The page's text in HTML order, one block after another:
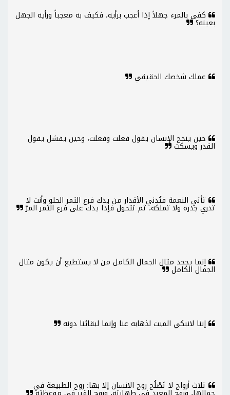
كفى بالمرء جهلاً إذا أعجب برأيه، فكيف به معجباً ورأيه الجهل
بعينه؟
عملك شخصك الحقيقي
حين ينجح الإنسان يقول فعلت وفعلت، وحين يفشل يقول
القدر ويسكت
تأتي النعمة فتُدني الأقدار من يدك فرع الثمر الحلو وأنت لا
تدري جذره ولا تملكه، ثم تتحول فإذا يدك على فرع الثمر المرّ
إنما يجحد مثال الجمال الكامل من لا يستطيع أن يكون مثال
الجمال الكامل
إننا لانبكي الميت لذهابه عنا وإنما لبقائنا دونه
ثلاث أرواح لا تَصْلُح روح الانسان إلا بها: روح الطبيعة في